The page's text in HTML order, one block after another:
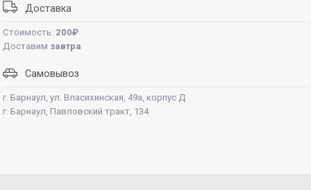
Доставка
Стоимость: 200₽
Доставим завтра
Самовывоз
г. Барнаул, ул. Власихинская, 49а, корпус Д
г. Барнаул, Павловский тракт, 134